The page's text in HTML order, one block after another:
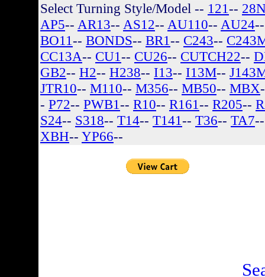
Select Turning Style/Model -- 121--
AP5-- AR13-- AS12-- AU110-- AU24
BO11-- BONDS-- BR1-- C243--
CC13A-- CU1-- CU26-- CUTCH22--
GB2-- H2-- H238-- I13-- I13M--
JTR10-- M110-- M356-- MB50-- MBX
- P72-- PWB1-- R10-- R161-- R205--
S24-- S318-- T14-- T141-- T36-- TA7
XBH-- YP66--